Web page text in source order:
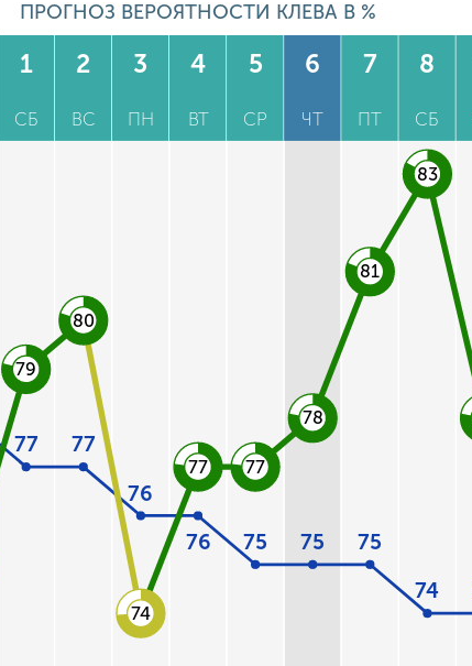
ПРОГНОЗ ВЕРОЯТНОСТИ КЛЕВА В %
1
СБ
2
ВС
3
ПН
4
ВТ
5
СР
6
ЧТ
7
ПТ
8
СБ
77
77
76
76
75 75 75
74
79
80
74
77 77
78
81
83